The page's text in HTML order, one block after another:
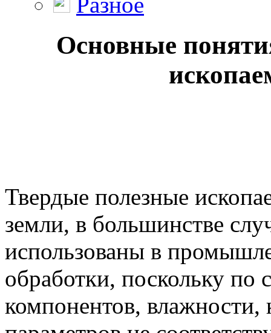
Основные
Твердые полезные
земли, в большинстве
использованы в
обработки, поскольку
компонентов, влажности,